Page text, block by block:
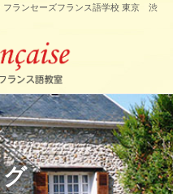
フランセーズフランス語学校 東京 渋